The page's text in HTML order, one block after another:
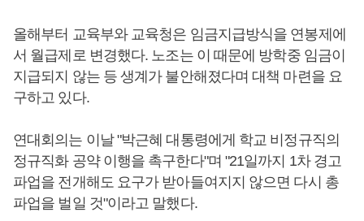
올해부터 교육부와 교육청은 임금지급방식을 연봉제에
서 월급제로 변경했다. 노조는 이 때문에 방학중 임금이
지급되지 않는 등 생계가 불안해졌다며 대책 마련을 요
구하고 있다.
연대회의는 이날 "박근혜 대통령에게 학교 비정규직의
정규직화 공약 이행을 촉구한다"며 "21일까지 1차 경고
파업을 전개해도 요구가 받아들여지지 않으면 다시 총
파업을 벌일 것"이라고 말했다.